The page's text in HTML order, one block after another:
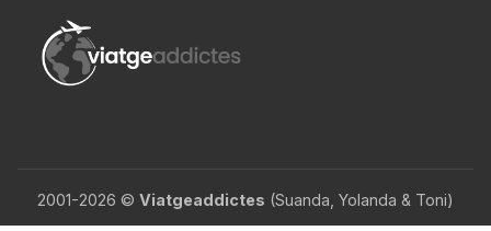
2001-2026 © Viatgeaddictes (Suanda, Yolanda & Toni)